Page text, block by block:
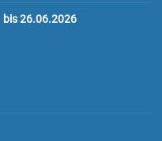
bis 26.06.2026